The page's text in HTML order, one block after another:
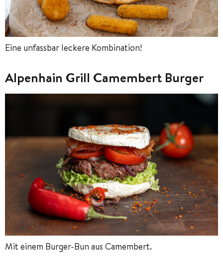
Eine unfassbar leckere Kombination!
Alpenhain Grill Camembert Burger
Mit einem Burger-Bun aus Camembert.